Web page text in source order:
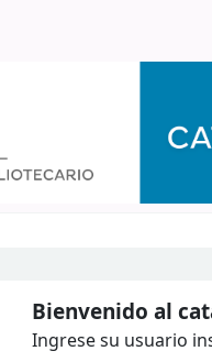
Bienvenido al
Ingrese su usuario